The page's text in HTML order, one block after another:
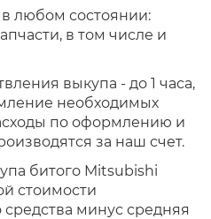
любом состоянии:
в том числе и
выкупа - до 1 часа,
необходимых
по оформлению и
за наш счет.
битого Mitsubishi
стоимости
средства минус средняя